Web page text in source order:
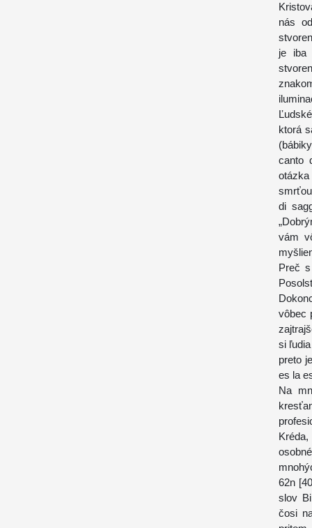
nás
je iba
ktorá
canto
di
vám
Preč
vôbec
si
preto
es la
Na
62n
slov
čosi